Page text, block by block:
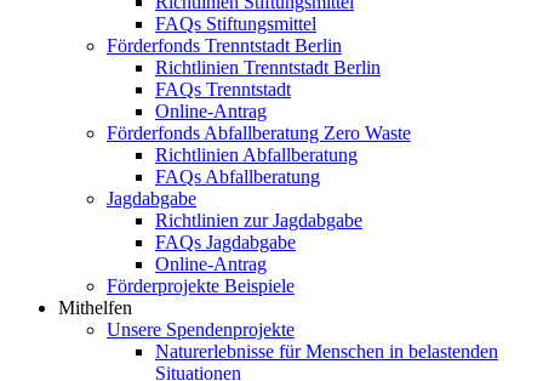
FAQs Stiftungsmittel
Förderfonds Trenntstadt Berlin
Richtlinien Trenntstadt Berlin
FAQs Trenntstadt
Online-Antrag
Förderfonds Abfallberatung Zero Waste
Richtlinien Abfallberatung
FAQs Abfallberatung
Jagdabgabe
Richtlinien zur Jagdabgabe
FAQs Jagdabgabe
Online-Antrag
Förderprojekte Beispiele
Mithelfen
Unsere Spendenprojekte
Naturerlebnisse für Menschen in belastenden
Situationen